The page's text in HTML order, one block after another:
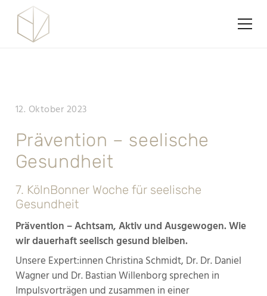
12. Oktober 2023
Prävention – seelische
Gesundheit
7. KölnBonner Woche für seelische
Gesundheit
Prävention – Achtsam, Aktiv und Ausgewogen. Wie
wir dauerhaft seelisch gesund bleiben.
Unsere Expert:innen Christina Schmidt, Dr. Dr. Daniel
Wagner und Dr. Bastian Willenborg sprechen in
Impulsvorträgen und zusammen in einer